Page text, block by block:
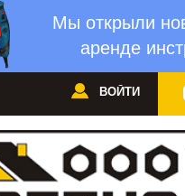
Мы открыли
аренде
ВОЙТИ